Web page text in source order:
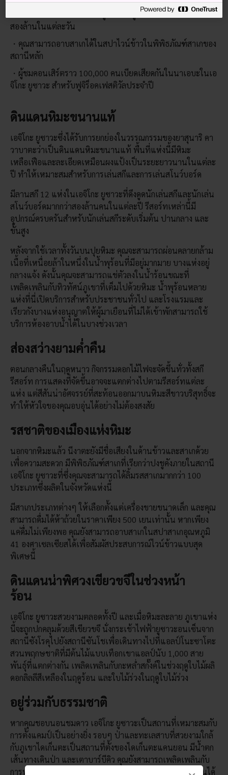
ลานสกี 12 แห่งในเอจิโกะยูซาวะดึงดูดนักเล่นสกีได้มากกว่า
สองล้านในแต่ละวัน
คุณสามารถอาบสาเกได้ในสปาไวน์ข้าวในพิพิธภัณฑ์สาเกของ
สถานีหลัก
ผู้ชมคอนเสิร์ตราว 100,000 คนเบียดเสียดกันในนาเอบะในเอ
จิโกะ ยูซาวะ สำหรับฟูจิร็อคเฟสติวัลประจำปี
ดินแดนหิมะขนานแท้
เอจิโกะ ยูซาวะซึ่งได้รับการยกย่องในวรรณกรรมของยาสุนาริ คา
วาบาตะว่าเป็นดินแดนหิมะขนานแท้ พื้นที่แห่งนี้มีหิมะ
เหลือเฟือและละเอียดเหมือนผงแป้งเป็นระยะยาวนานในแต่ละ
ปี ทำให้เหมาะสมสำหรับการเล่นสกีและการเล่นสโนว์บอร์ด
มีลานสกี 12 แห่งในเอจิโกะ ยูซาวะที่ดึงดูดนักเล่นสกีและนักเล่น
สโนว์บอร์ดมากกว่าสองล้านคนในแต่ละปี รีสอร์ทเหล่านี้มี
อุปกรณ์ครบครันสำหรับนักเล่นสกีระดับเริ่มต้น ปานกลาง และ
ขั้นสูง
หลังจากใช้เวลาทั้งวันบนปุยหิมะ คุณจะสามารถผ่อนคลายกล้าม
เนื้อที่เหนื่อยล้าในหนึ่งในน้ำพุร้อนที่มีอยู่มากมาย บางแห่งอยู่
กลางแจ้ง ดังนั้นคุณจะสามารถแช่ตัวลงในน้ำร้อนขณะที่
เพลิดเพลินกับทิวทัศน์ภูเขาที่เต็มไปด้วยหิมะ น้ำพุร้อนหลาย
แห่งที่นี่เปิดบริการสำหรับประชาชนทั่วไป และโรงแรมและ
เรียวกังบางแห่งอนุญาตให้ผู้มาเยือนที่ไม่ได้เข้าพักสามารถใช้
บริการห้องอาบน้ำได้ในบางช่วงเวลา
ส่องสว่างยามค่ำคืน
ตอนกลางคืนในฤดูหนาว กิจกรรมดอกไม้ไฟจะจัดขึ้นทั่วทั้งสกี
รีสอร์ท การแสดงที่จัดขึ้นอาจจะแตกต่างไปตามรีสอร์ทแต่ละ
แห่ง แต่สีสันน่าอัศจรรย์ที่สะท้อนออกมาบนหิมะสีขาวบริสุทธิ์จะ
ทำให้หัวใจของคุณอบอุ่นได้อย่างไม่ต้องสงสัย
รสชาติของเมืองแห่งหิมะ
นอกจากหิมะแล้ว นีงาตะยังมีชื่อเสียงในด้านข้าวและสาเกด้วย
เพื่อความสะดวก มีพิพิธภัณฑ์สาเกที่เรียกว่าปงชูคังภายในสถานี
เอจิโกะ ยูซาวะที่ซึ่งคุณจะสามารถได้ลิ้มรสสาเกมากกว่า 100
ประเภทซึ่งผลิตในจังหวัดแห่งนี้
มีสาเกประเภทต่างๆ ให้เลือกตั้งแต่เครื่องขายขนาดเล็ก และคุณ
สามารถดื่มได้ห้าถ้วยในราคาเพียง 500 เยนเท่านั้น หากเพียง
แค่ดื่มไม่เพียงพอ คุณยังสามารถอาบสาเกในสปาสาเกอุณหภูมิ
41 องศาเซลเซียสได้เพื่อสัมผัสประสบการณ์ไวน์ข้าวแบบสุด
พิเศษนี้
ดินแดนน่าพิศวงเขียวขจีในช่วงหน้า
ร้อน
เอจิโกะ ยูซาวะสวยงามตลอดทั้งปี และเมื่อหิมะละลาย ภูเขาแห่ง
นี้จะถูกปกคลุมด้วยสีเขียวขจี นั่งกระเช้าไฟฟ้ายูซาวะอนเซ็นจาก
สถานีซังโรคุไปยังสถานีซันโชเพื่อเดินทางไปที่แอลป์โนะซาโตะ
สวนพฤกษชาติที่มีต้นไม้แบบเทือกเขาแอลป์นับ 1,000 สาย
พันธุ์ที่แตกต่างกัน เพลิดเพลินกับกะหล่ำสกั๊งค์ในช่วงฤดูใบไม้ผลิ
ดอกลิลลีสีเหลืองในฤดูร้อน และใบไม้ร่วงในฤดูใบไม้ร่วง
อยู่ร่วมกับธรรมชาติ
หากคุณชอบนอนชมดาว เอจิโกะ ยูซาวะเป็นสถานที่เหมาะสมกับ
การตั้งแคมป์เป็นอย่างยิ่ง รอบๆ ป่าและทะเลสาบที่สวยงามใกล้
กับภูเขาไดเก็นตะเป็นสถานที่ตั้งของไดเก็นตะแคนยอน มีน้ำตก
เส้นทางเดินป่า และเตาบาร์บีคิว คุณยังสามารถเพลิดเพลินกับ
การพายเรือแคนูและประสบการณ์เล่นแพดเดิลบอร์ดแบบยืนได้